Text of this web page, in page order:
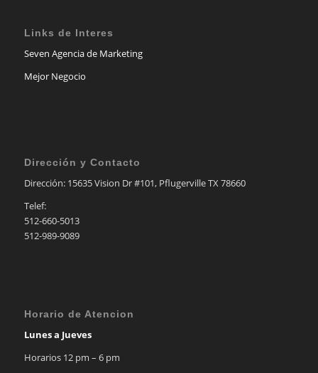
Links de Interes
Seven Agencia de Marketing
Mejor Negocio
Dirección y Contacto
Dirección: 15635 Vision Dr #101, Pflugerville TX 78660
Telef:
512-660-5013
512-989-9089
Horario de Atencion
Lunes a Jueves
Horarios 12 pm – 6 pm